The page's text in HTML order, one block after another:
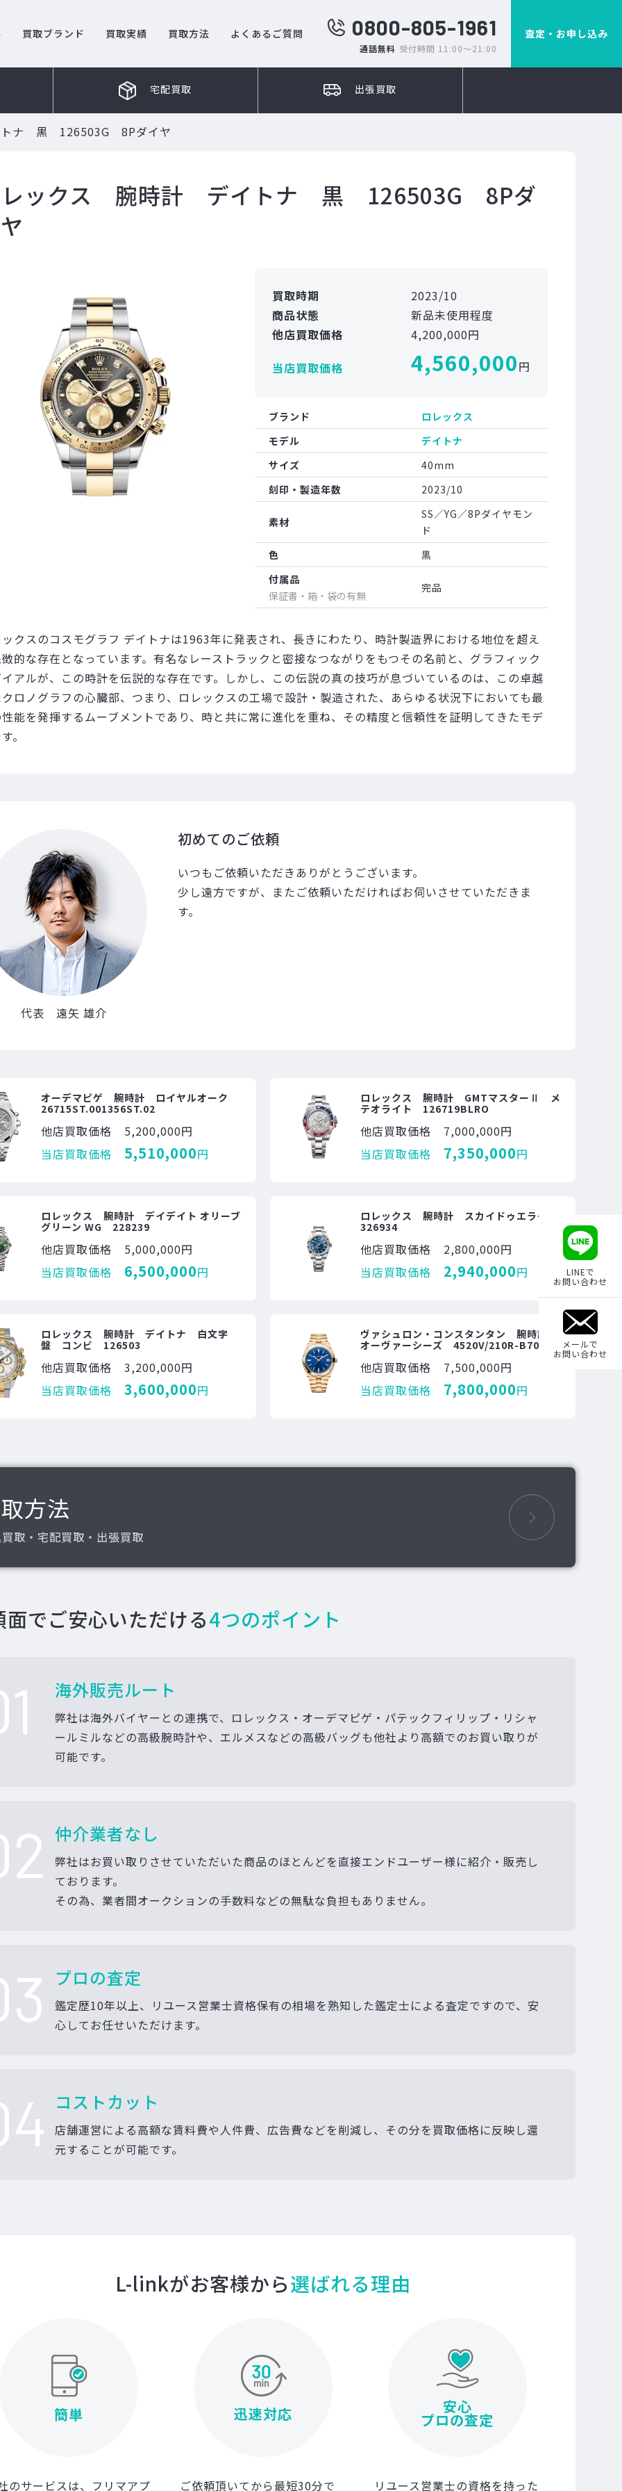
買取ブランド 買取実績 買取方法 よくあるご質問 0800-805-1961
通話無料 受付時間 11:00～21:00
査定・お申し込み
宅配買取 出張買取
ナ 黒 126503G 8Pダイヤ
ックス 腕時計 デイトナ 黒 126503G 8Pダ
買取時期
2023/10
商品状態
新品未使用程度
他店買取価格
4,200,000円
当店買取価格
4,560,000円
ブランド
ロレックス
モデル
デイトナ
サイズ
40mm
刻印・製造年数
2023/10
素材
SS／YG／8Pダイヤモン
ド
色
黒
付属品
保証書・箱・袋の有無
完品
クスのコスモグラフ デイトナは1963年に発表され、長きにわたり、時計製造界における地位を超え
的な存在となっています。有名なレーストラックと密接なつながりをもつその名前と、グラフィック
アルが、この時計を伝説的な存在です。しかし、この伝説の真の技巧が息づいているのは、この卓越
ロノグラフの心臓部、つまり、ロレックスの工場で設計・製造された、あらゆる状況下においても最
能を発揮するムーブメントであり、時と共に常に進化を重ね、その精度と信頼性を証明してきたモデ
。
代表 遠矢 雄介
初めてのご依頼
いつもご依頼いただきありがとうございます。
少し遠方ですが、またご依頼いただければお伺いさせていただきま
す。
オーデマピゲ 腕時計 ロイヤルオーク
26715ST.001356ST.02
他店買取価格
5,200,000円
当店買取価格
5,510,000円
ロレックス 腕時計 GMTマスターⅡ メ
テオライト 126719BLRO
他店買取価格
7,000,000円
当店買取価格
7,350,000円
ロレックス 腕時計 デイデイト オリーブ
グリーン WG 228239
他店買取価格
5,000,000円
当店買取価格
6,500,000円
ロレックス 腕時計 スカイドゥエラー
326934
他店買取価格
2,800,000円
当店買取価格
2,940,000円
ロレックス 腕時計 デイトナ 白文字
盤 コンビ 126503
他店買取価格
3,200,000円
当店買取価格
3,600,000円
ヴァシュロン・コンスタンタン 腕時計
オーヴァーシーズ 4520V/210R-B705
他店買取価格
7,500,000円
当店買取価格
7,800,000円
方法
取・宅配買取・出張買取
面でご安心いただける4つのポイント
海外販売ルート
弊社は海外バイヤーとの連携で、ロレックス・オーデマピゲ・パテックフィリップ・リシャ
ールミルなどの高級腕時計や、エルメスなどの高級バッグも他社より高額でのお買い取りが
可能です。
仲介業者なし
弊社はお買い取りさせていただいた商品のほとんどを直接エンドユーザー様に紹介・販売し
ております。
その為、業者間オークションの手数料などの無駄な負担もありません。
プロの査定
鑑定歴10年以上、リユース営業士資格保有の相場を熟知した鑑定士による査定ですので、安
心してお任せいただけます。
コストカット
店舗運営による高額な賃料費や人件費、広告費などを削減し、その分を買取価格に反映し還
元することが可能です。
L-linkがお客様から選ばれる理由
簡単
のサービスは、フリマアプ
迅速対応
ご依頼頂いてから最短30分で
安心
プロの査定
リユース営業士の資格を持った
LINEで
お問い合わせ
メールで
お問い合わせ